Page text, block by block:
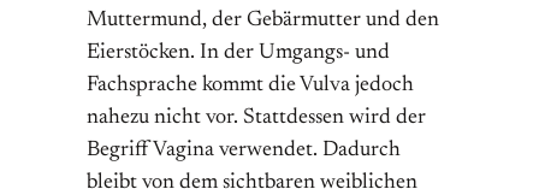
Muttermund, der Gebärmutter und den
Eierstöcken. In der Umgangs- und
Fachsprache kommt die Vulva jedoch
nahezu nicht vor. Stattdessen wird der
Begriff Vagina verwendet. Dadurch
bleibt von dem sichtbaren weiblichen